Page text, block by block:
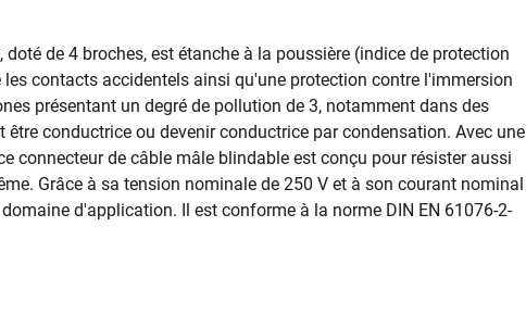
de 4 broches, est étanche à la poussière (indice de protection
contacts accidentels ainsi qu'une protection contre l'immersion
présentant un degré de pollution de 3, notamment dans des
conductrice ou devenir conductrice par condensation. Avec une
connecteur de câble mâle blindable est conçu pour résister aussi
Grâce à sa tension nominale de 250 V et à son courant nominal
d'application. Il est conforme à la norme DIN EN 61076-2-